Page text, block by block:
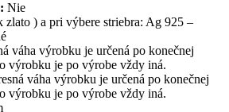
Nie
zlato ) a pri výbere striebra: Ag 925 –
váha výrobku je určená po konečnej
výrobku je po výrobe vždy iná.
váha výrobku je určená po konečnej
výrobku je po výrobe vždy iná.